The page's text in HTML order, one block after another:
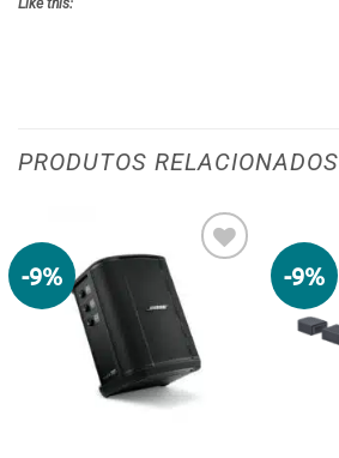
PRODUTOS RELACIONADOS
-9%
Adicionar
aos meus
desejos
-9%